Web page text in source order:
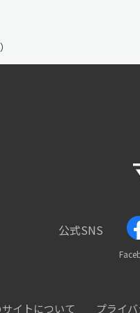
公式SNS
サイトについて プライ